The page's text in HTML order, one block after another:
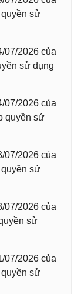
sử
07/2026 của
sử dụng
07/2026 của
quyền sử
07/2026 của
sử
07/2026 của
sử
07/2026 của
sử